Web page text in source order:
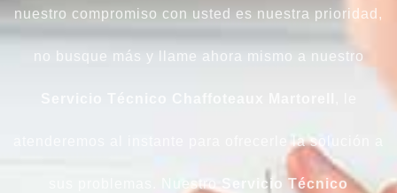
nuestro compromiso con usted es nuestra prioridad,
no busque más y llame ahora mismo a nuestro
atenderemos al instante para ofrecerle la solución a
sus problemas. Nuestro Servicio Técnico